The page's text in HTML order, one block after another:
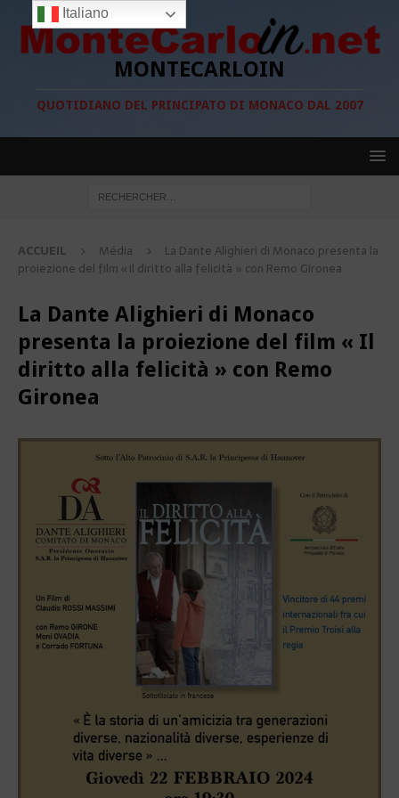
MONTECARLOIN
QUOTIDIANO DEL PRINCIPATO DI MONACO DAL 2007
ACCUEIL Média
La Dante Alighieri di Monaco presenta la
proiezione del film « Il diritto alla felicità » con Remo Gironea
La Dante Alighieri di Monaco
presenta la proiezione del film « Il
diritto alla felicità » con Remo
Gironea
Italiano